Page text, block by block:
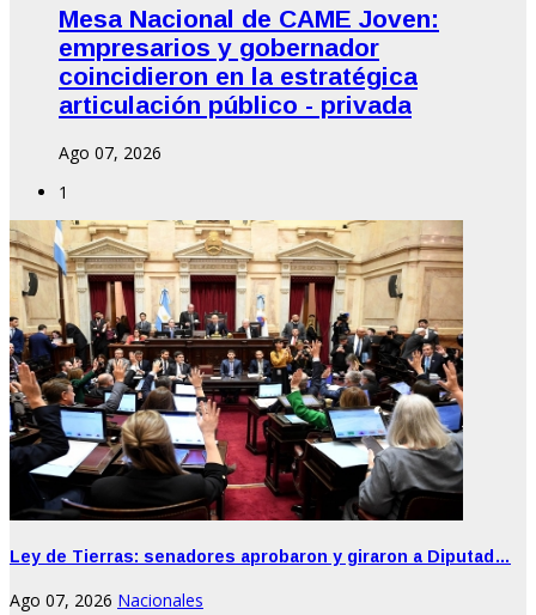
Mesa Nacional de CAME Joven:
empresarios y gobernador
coincidieron en la estratégica
articulación público - privada
Ago 07, 2026
1
Ley de Tierras: senadores aprobaron y giraron a Diputad…
Ago 07, 2026 Nacionales